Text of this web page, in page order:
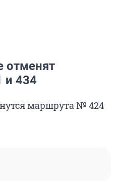
отменят
434
маршрута № 424